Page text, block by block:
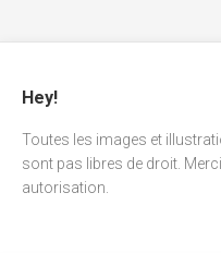
Hey!
Toutes les images et
sont pas libres de droit.
autorisation.